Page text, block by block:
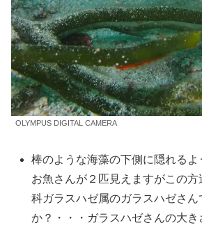
OLYMPUS DIGITAL CAMERA
棒のような海藻の下側に隠れるよ
お魚さんが２匹見えますがこの
科ガラスハゼ属のガラスハゼさん
か？・・・ガラスハゼさんの大